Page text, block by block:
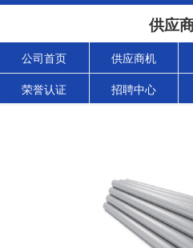
供应
公司首页 供应商机
荣誉认证 招聘中心